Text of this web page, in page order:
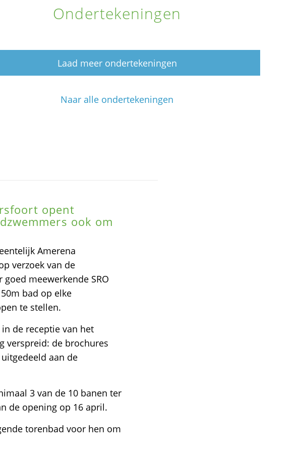
Ondertekeningen
Laad meer ondertekeningen
Naar alle ondertekeningen
opent
ook om
Amerena
verzoek van de
meewerkende SRO
bad op elke
te stellen.
de receptie van het
verspreid: de brochures
aan de
3 van de 10 banen ter
de opening op 16 april.
torenbad voor hen om